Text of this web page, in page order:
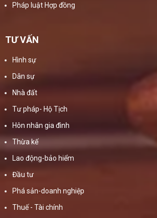
Pháp luật Hợp đồng
TƯ VẤN
Hình sự
Dân sự
Nhà đất
Tư pháp- Hộ Tịch
Hôn nhân gia đình
Thừa kế
Lao động-bảo hiểm
Đầu tư
Phá sản-doanh nghiệp
Thuế - Tài chính